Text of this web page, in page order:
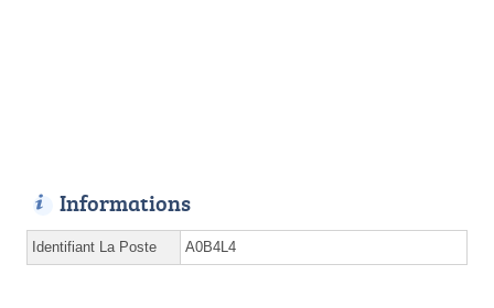
Informations
Identifiant La Poste A0B4L4